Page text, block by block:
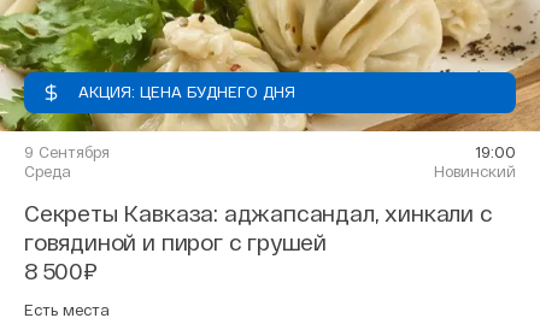
АКЦИЯ: ЦЕНА БУДНЕГО ДНЯ
9 Сентября
Среда
19:00
Новинский
Секреты Кавказа: аджапсандал, хинкали с
говядиной и пирог с грушей
8 500₽
Есть места